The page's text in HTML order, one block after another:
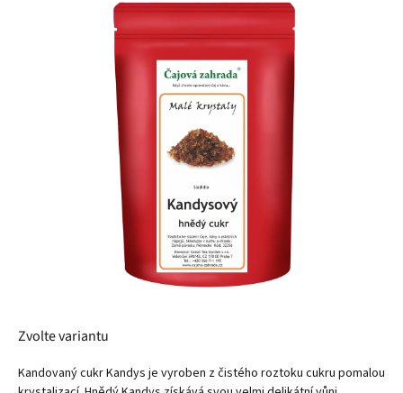
Zvolte variantu
Kandovaný cukr Kandys je vyroben z čistého roztoku cukru pomalou